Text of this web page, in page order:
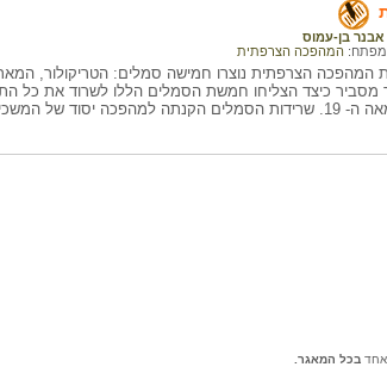
אבנר בן-עמוס
המהפכה הצרפתית
המהפכה הצרפתית נוצרו חמישה סמלים: הטריקולור,
כיצד הצליחו חמשת הסמלים הללו לשרוד את כל
למהפכה יסוד של המשכיות.
אחד בכל המאגר.